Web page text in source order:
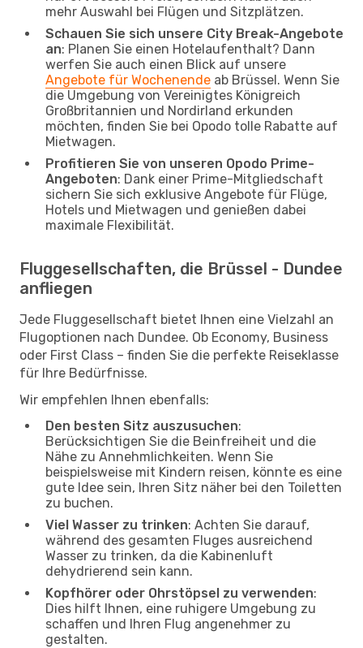
mehr Auswahl bei Flügen und Sitzplätzen.
Schauen Sie sich unsere City Break-Angebote
an: Planen Sie einen Hotelaufenthalt? Dann
werfen Sie auch einen Blick auf unsere
Angebote für Wochenende ab Brüssel. Wenn Sie
die Umgebung von Vereinigtes Königreich
Großbritannien und Nordirland erkunden
möchten, finden Sie bei Opodo tolle Rabatte auf
Mietwagen.
Profitieren Sie von unseren Opodo Prime-
Angeboten: Dank einer Prime-Mitgliedschaft
sichern Sie sich exklusive Angebote für Flüge,
Hotels und Mietwagen und genießen dabei
maximale Flexibilität.
Fluggesellschaften, die Brüssel - Dundee
anfliegen
Jede Fluggesellschaft bietet Ihnen eine Vielzahl an
Flugoptionen nach Dundee. Ob Economy, Business
oder First Class – finden Sie die perfekte Reiseklasse
für Ihre Bedürfnisse.
Wir empfehlen Ihnen ebenfalls:
Den besten Sitz auszusuchen:
Berücksichtigen Sie die Beinfreiheit und die
Nähe zu Annehmlichkeiten. Wenn Sie
beispielsweise mit Kindern reisen, könnte es eine
gute Idee sein, Ihren Sitz näher bei den Toiletten
zu buchen.
Viel Wasser zu trinken: Achten Sie darauf,
während des gesamten Fluges ausreichend
Wasser zu trinken, da die Kabinenluft
dehydrierend sein kann.
Kopfhörer oder Ohrstöpsel zu verwenden:
Dies hilft Ihnen, eine ruhigere Umgebung zu
schaffen und Ihren Flug angenehmer zu
gestalten.